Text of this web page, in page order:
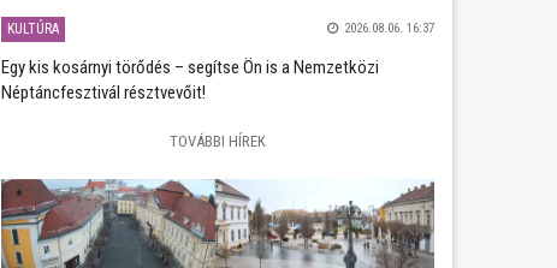
KULTÚRA 2026.08.06. 16:37
Egy kis kosárnyi törődés – segítse Ön is a Nemzetközi
Néptáncfesztivál résztvevőit!
TOVÁBBI HÍREK